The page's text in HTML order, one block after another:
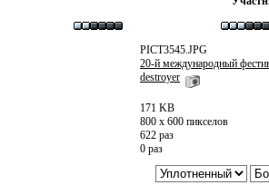
PICT3545.JPG
20-й международный
destroyer
171 KB
800 x 600 пикселов
622 раз
0 раз